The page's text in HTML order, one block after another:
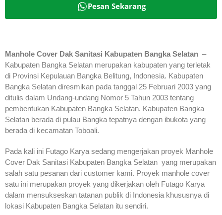
Pesan Sekarang
Manhole Cover Dak Sanitasi Kabupaten Bangka Selatan –
Kabupaten Bangka Selatan merupakan kabupaten yang terletak
di Provinsi Kepulauan Bangka Belitung, Indonesia. Kabupaten
Bangka Selatan diresmikan pada tanggal 25 Februari 2003 yang
ditulis dalam Undang-undang Nomor 5 Tahun 2003 tentang
pembentukan Kabupaten Bangka Selatan. Kabupaten Bangka
Selatan berada di pulau Bangka tepatnya dengan ibukota yang
berada di kecamatan Toboali.
Pada kali ini Futago Karya sedang mengerjakan proyek Manhole
Cover Dak Sanitasi Kabupaten Bangka Selatan yang merupakan
salah satu pesanan dari customer kami. Proyek manhole cover
satu ini merupakan proyek yang dikerjakan oleh Futago Karya
dalam mensukseskan tatanan publik di Indonesia khususnya di
lokasi Kabupaten Bangka Selatan itu sendiri.